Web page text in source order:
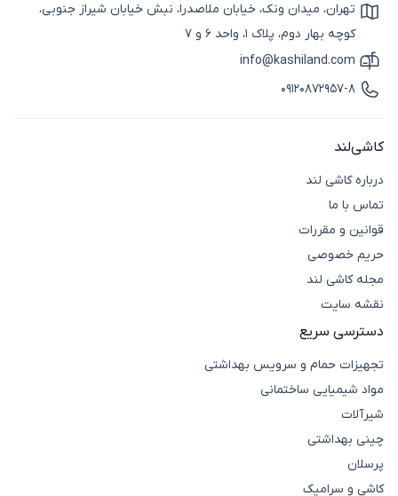
معرفی انواع چسب کاشی ضد آب
چسب‌هایکاشی و سرامیک ضد آب و
هستند و به دلیل ترکیبات و ویژگی‌هایشان، کاربردهای
متفاوتی دارند. شرایط محیطی، نوع کاشی، میزان رطوبت و
سطح زیرین در انتخاب نوع چسب موثرند. به همین دلیل
نوع چسب
چسب کاشی
خمیری
چسب کاشی
پودری
چسب اپوکسی
آیکون نقشه
تهران، میدان ونک، خیابان ملاصدرا، نبش خیابان شیراز جنوبی،
کوچه بهار دوم، پلاک 1، واحد 6 و 7
آیکون ایمیل
info@kashiland.com
آیکون تماس
09120872957-8
کاشی‌لند
درباره کاشی لند
تماس با ما
قوانین و مقررات
حریم خصوصی
مجله کاشی لند
نقشه سایت
دسترسی سریع
تجهیزات حمام و سرویس بهداشتی
مواد شیمیایی ساختمانی
شیرآلات
چینی بهداشتی
پرسلان
کاشی و سرامیک